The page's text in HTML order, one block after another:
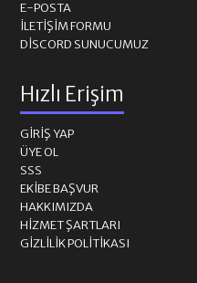
E-POSTA
İLETIŞIM FORMU
DISCORD SUNUCUMUZ
Hızlı Erişim
GIRIŞ YAP
ÜYE OL
SSS
EKIBE BAŞVUR
HAKKIMIZDA
HIZMET ŞARTLARI
GIZLILIK POLITIKASI